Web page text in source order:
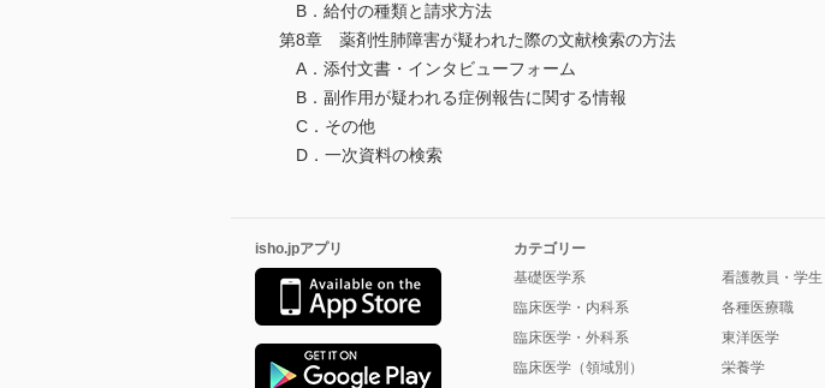
B．給付の種類と請求方法
第8章 薬剤性肺障害が疑われた際の文献検索の方法
A．添付文書・インタビューフォーム
B．副作用が疑われる症例報告に関する情報
C．その他
D．一次資料の検索
isho.jpアプリ
カテゴリー
基礎医学系
臨床医学・内科系
臨床医学・外科系
臨床医学（領域別）
看護教員・学生
各種医療職
東洋医学
栄養学